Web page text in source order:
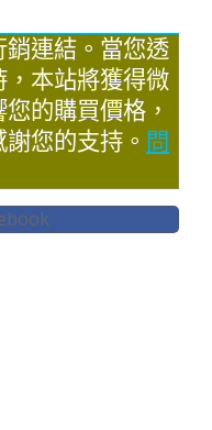
連結。當您透
本站將獲得微
的購買價格，
您的支持。 問